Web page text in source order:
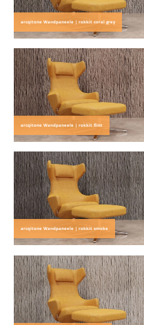
arcqitone Wandpaneele | rokkit coral grey
arcqitone Wandpaneele | rokkit flint
arcqitone Wandpaneele | rokkit smoke